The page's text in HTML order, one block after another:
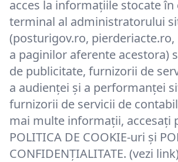
acces la informațiile stocate
terminal al administratorului
(posturigov.ro,
a paginilor aferente acestora)
de publicitate, furnizorii de
a audienței și a performanței
furnizorii de servicii de
mai multe informații, accesați
POLITICA DE COOKIE-uri și
CONFIDENȚIALITATE. (vezi